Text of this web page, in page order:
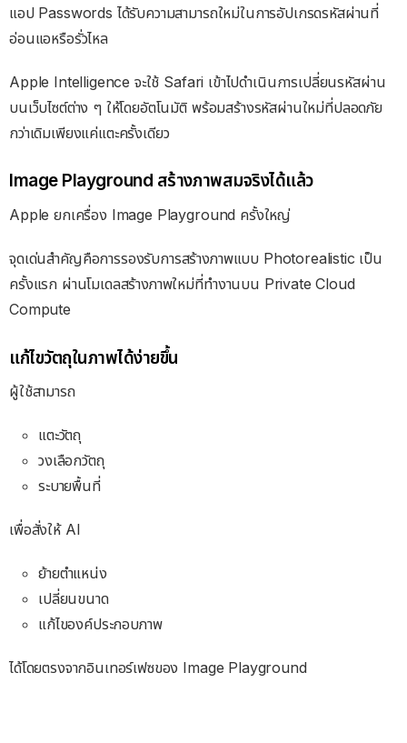
แอป Passwords ได้รับความสามารถใหม่ในการอัปเกรดรหัสผ่านที่
อ่อนแอหรือรั่วไหล
Apple Intelligence จะใช้ Safari เข้าไปดำเนินการเปลี่ยนรหัสผ่าน
บนเว็บไซต์ต่าง ๆ ให้โดยอัตโนมัติ พร้อมสร้างรหัสผ่านใหม่ที่ปลอดภัย
กว่าเดิมเพียงแค่แตะครั้งเดียว
Image Playground สร้างภาพสมจริงได้แล้ว
Apple ยกเครื่อง Image Playground ครั้งใหญ่
จุดเด่นสำคัญคือการรองรับการสร้างภาพแบบ Photorealistic เป็น
ครั้งแรก ผ่านโมเดลสร้างภาพใหม่ที่ทำงานบน Private Cloud
Compute
แก้ไขวัตถุในภาพได้ง่ายขึ้น
ผู้ใช้สามารถ
แตะวัตถุ
วงเลือกวัตถุ
ระบายพื้นที่
เพื่อสั่งให้ AI
ย้ายตำแหน่ง
เปลี่ยนขนาด
แก้ไของค์ประกอบภาพ
ได้โดยตรงจากอินเทอร์เฟซของ Image Playground